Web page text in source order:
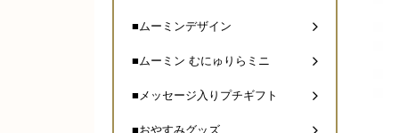
■ムーミンデザイン
■ムーミン むにゅりらミニ
■メッセージ入りプチギフト
■おやすみグッズ